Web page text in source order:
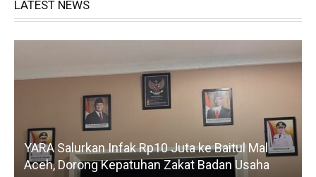
LATEST NEWS
YARA Salurkan Infak Rp10 Juta ke Baitul Mal
Aceh, Dorong Kepatuhan Zakat Badan Usaha